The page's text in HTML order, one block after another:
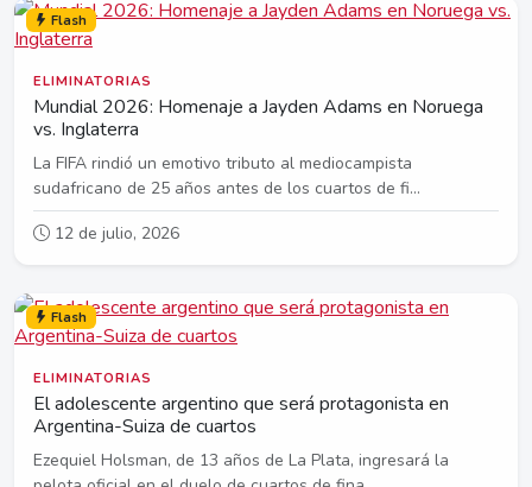
Flash
ELIMINATORIAS
Mundial 2026: Homenaje a Jayden Adams en Noruega
vs. Inglaterra
La FIFA rindió un emotivo tributo al mediocampista
sudafricano de 25 años antes de los cuartos de fi...
12 de julio, 2026
Flash
ELIMINATORIAS
El adolescente argentino que será protagonista en
Argentina-Suiza de cuartos
Ezequiel Holsman, de 13 años de La Plata, ingresará la